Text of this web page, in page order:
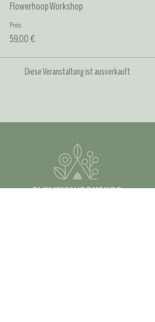
Flowerhoop Workshop
Preis
59,00 €
Diese Veranstaltung ist ausverkauft